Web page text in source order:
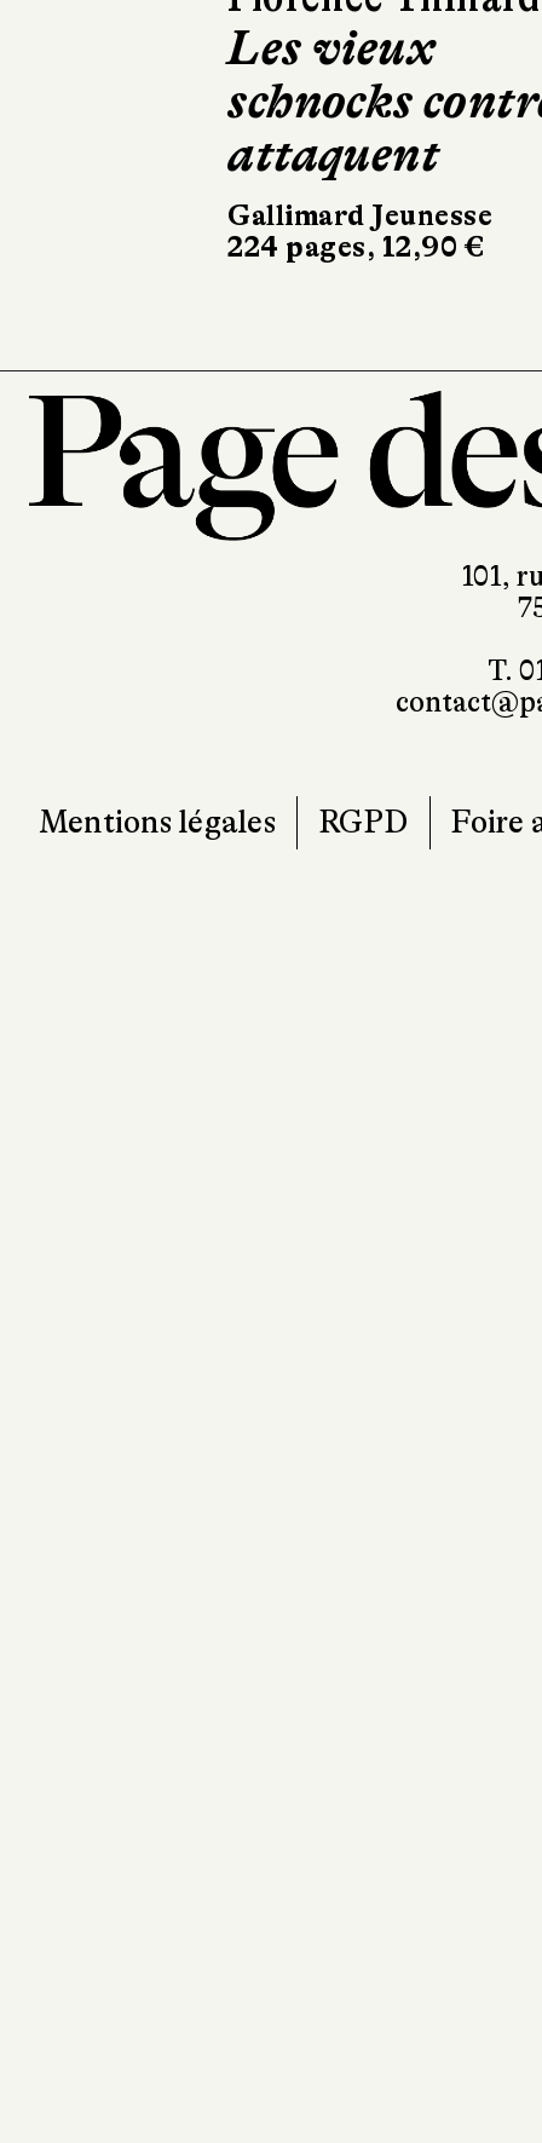
Les vieux
schnocks
attaquent
Gallimard Jeunesse
224 pages, 12,90 €
Je vois rouge
Hélium
32 pages, 21,90 €
101,
T.
Mentions légales RGPD Foire